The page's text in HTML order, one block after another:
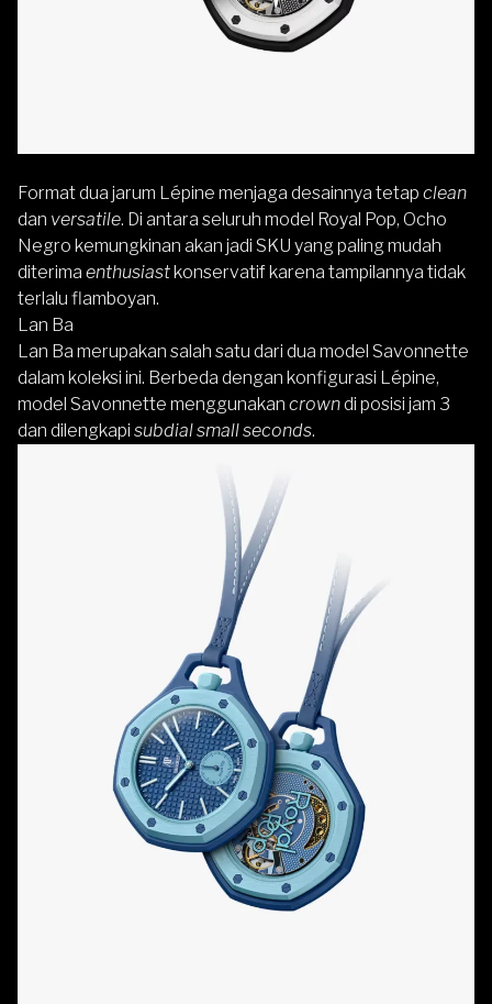
Format dua jarum Lépine menjaga desainnya tetap clean
dan versatile. Di antara seluruh model Royal Pop, Ocho
Negro kemungkinan akan jadi SKU yang paling mudah
diterima enthusiastkonservatif karena tampilannya tidak
terlalu flamboyan.
Lan Ba
Lan Ba merupakan salah satu dari dua model Savonnette
dalam koleksi ini. Berbeda dengan konfigurasi Lépine,
model Savonnette menggunakan crowndi posisi jam 3
dan dilengkapi subdial small seconds.